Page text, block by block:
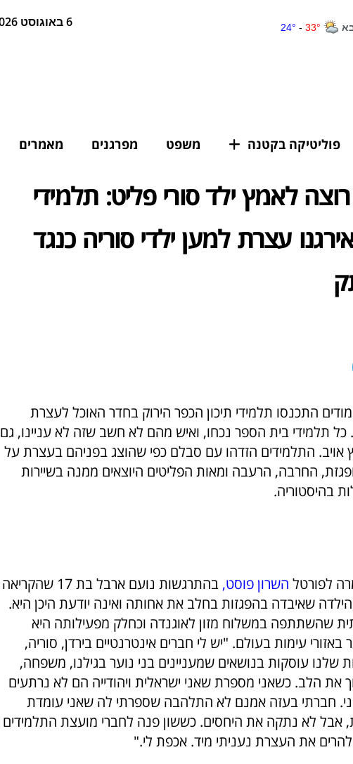
6 באוגוסט 2026 3:00
פוליטיקה בקטנה משפט מפרגנים מאמרים
לאמץ ילד סורי פליט: תלמידי
עצרת למען ילדי סוריה כנגד
התכנסו תלמידי תיכון הכפר הירוק בחדר האוכל לעצרת
כל תלמידי בית הספר נכחו, ואיש מהם לא חשב שזה לא עניינו, גם
אויב. התלמידים הזדהו עם סבלם כפי שהוצג בפניהם בעצרת על
החרבה, הרעבה ומאות הפליטים היוצאים ממנה בשיירות
בהיסטוריה.
לפורטל השרון פוסט,
בהתרגשות נועם ארבל בת 17 שהקריאה
שאיבדה בהפגזות בחלב את אחותה ואינה יודעת היכן היא.
שהשתתפה במשלוח מזון לאוגנדה וכחלק מפעילותה היא
עימות בעולם. "יש לי חברים אינטרנטיים בירדן, סוריה,
שלנו עוסקות בנושאים שמעניינים בני נוער בגילנו, משפחה,
את הלב. כשאני מספרת שאני ישראלית ויהודייה הם לא נרתעים
חברתי בעזה אמנם לא התלהבה שספרתי לה שאני עומדת
אבל לא נתקה את היחסים. כששון פנה לחברי מועצת התלמידים
את העצרת נעניתי מיד. אכפת לי."